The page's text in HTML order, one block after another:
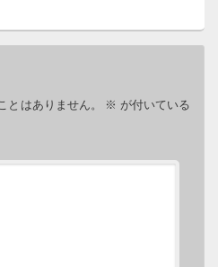
とはありません。 ※ が付いている